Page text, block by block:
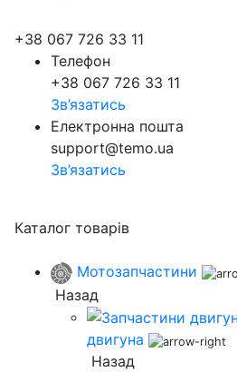
+38 067 726 33 11
Телефон
+38 067 726 33 11
Зв’язатись
Електронна пошта
support@temo.ua
Зв’язатись
Каталог товарів
Мотозапчастини
Назад
двигуна
Назад